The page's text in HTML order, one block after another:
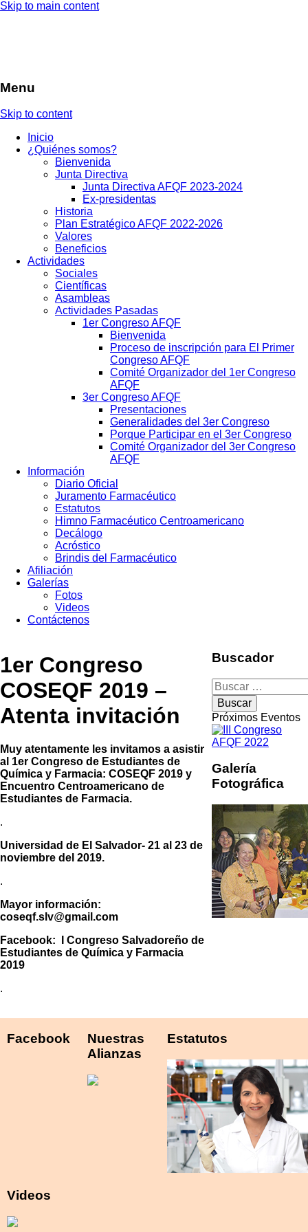
Skip to main content
Menu
Skip to content
Inicio
¿Quiénes somos?
Bienvenida
Junta Directiva
Junta Directiva AFQF 2023-2024
Ex-presidentas
Historia
Plan Estratégico AFQF 2022-2026
Valores
Beneficios
Actividades
Sociales
Científicas
Asambleas
Actividades Pasadas
1er Congreso AFQF
Bienvenida
Proceso de inscripción para El Primer
Congreso AFQF
Comité Organizador del 1er Congreso
AFQF
3er Congreso AFQF
Presentaciones
Generalidades del 3er Congreso
Porque Participar en el 3er Congreso
Comité Organizador del 3er Congreso
AFQF
Información
Diario Oficial
Juramento Farmacéutico
Estatutos
Himno Farmacéutico Centroamericano
Decálogo
Acróstico
Brindis del Farmacéutico
Afiliación
Galerías
Fotos
Videos
Contáctenos
1er Congreso
COSEQF 2019 –
Atenta invitación
Muy atentamente les invitamos a asistir
al 1er Congreso de Estudiantes de
Química y Farmacia: COSEQF 2019 y
Encuentro Centroamericano de
Estudiantes de Farmacia.
.
Universidad de El Salvador- 21 al 23 de
noviembre del 2019.
.
Mayor información:
coseqf.slv@gmail.com
Facebook: I Congreso Salvadoreño de
Estudiantes de Química y Farmacia
2019
.
Buscador
Buscar:
Próximos Eventos
Galería
Fotográfica
Facebook
Nuestras
Alianzas
Estatutos
Videos